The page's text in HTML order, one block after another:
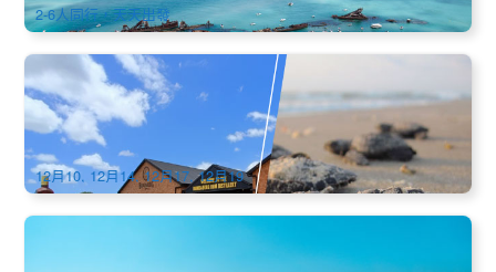
2-6人同行，天天出發
海龜下蛋 | 班德堡Bunderburg 遇見海龜 2日遊 (中文) (布里斯
本出發)
97 已預訂
AUD $389.00
BNE02046
12月10, 12月14, 12月17, 12月19
行程最豐富｜費沙島 超值輕奢 天堂探索3天2晚之旅(荷維灣出
發) Kgari Getaway 3 Day 2 Night Tour ex Hervey Bay